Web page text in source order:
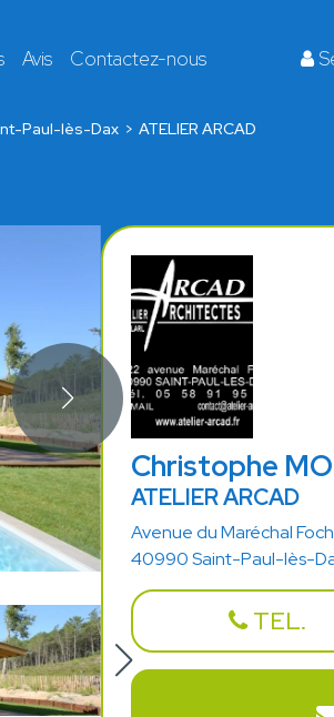
Avis Contactez-nous
Paul-lès-Dax ATELIER ARCAD
Christophe
ATELIER ARCAD
Avenue du Maréchal Foch
40990 Saint-Paul-lès-
TEL.